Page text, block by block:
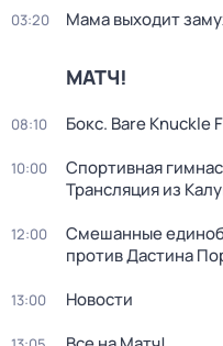
03:20 Мама выходит
МАТЧ!
08:10 Бокс. Bare Knuckle
10:00
Спортивная
Трансляция из
12:00
Смешанные
против Дастина
13:00 Новости